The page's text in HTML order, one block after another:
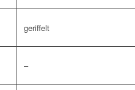
geriffelt
–